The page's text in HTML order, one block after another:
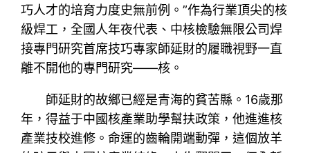
巧人才的培育力度史無前例。”作為行業頂尖的核
級焊工，全國人年夜代表、中核檢驗無限公司焊
接專門研究首席技巧專家師延財的履職視野一直
離不開他的專門研究——核。
師延財的故鄉已經是青海的貧苦縣。16歲那
年，得益于中國核產業助學幫扶政策，他進進核
產業技校進修。命運的齒輪開端動彈，這個放羊